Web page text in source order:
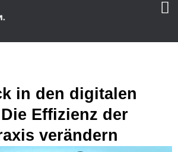
in den digitalen
Effizienz der
verändern